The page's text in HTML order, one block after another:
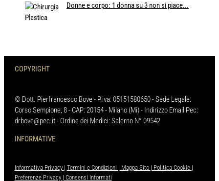
Donne e corpo: 1 donna su 3 non si piace...
COPYRIGHT
© Dott. Pierfrancesco Bove - P.iva: 05151580650 - Sede Legale:
Corso Sempione, 8 - CAP: 20154 - Milano (Mi) - Indirizzo Email Pec:
drbove@pec.it - Ordine dei Medici: Salerno N° 09542
INFORMATIVE
Informativa Privacy | Termini e Condizioni | Mappa Sito | Politica Cookie |
Preferenze Privacy | Consensi Informati